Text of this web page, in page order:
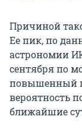
Причиной
Ее пик, по
астрономии
сентября по
повышенный
вероятность
ближайшие